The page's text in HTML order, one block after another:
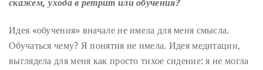
Идея «обучения» вначале не имела для меня смысла.
Обучаться чему? Я понятия не имела. Идея медитации,
выглядела для меня как просто тихое сидение: я не могла